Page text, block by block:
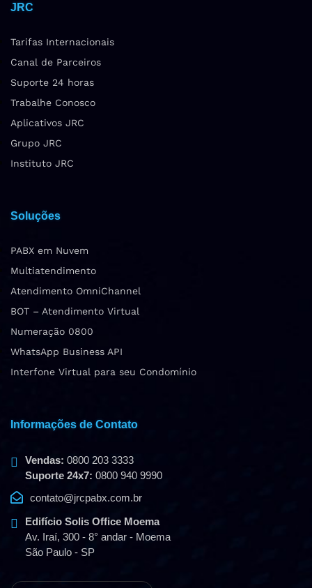
JRC
Tarifas Internacionais
Canal de Parceiros
Suporte 24 horas
Trabalhe Conosco
Aplicativos JRC
Grupo JRC
Instituto JRC
Soluções
PABX em Nuvem
Multiatendimento
Atendimento OmniChannel
BOT – Atendimento Virtual
Numeração 0800
WhatsApp Business API
Interfone Virtual para seu Condomínio
Informações de Contato
Vendas: 0800 203 3333
Suporte 24x7: 0800 940 9990
contato@jrcpabx.com.br
Edifício Solis Office Moema
Av. Iraí, 300 - 8° andar - Moema
São Paulo - SP